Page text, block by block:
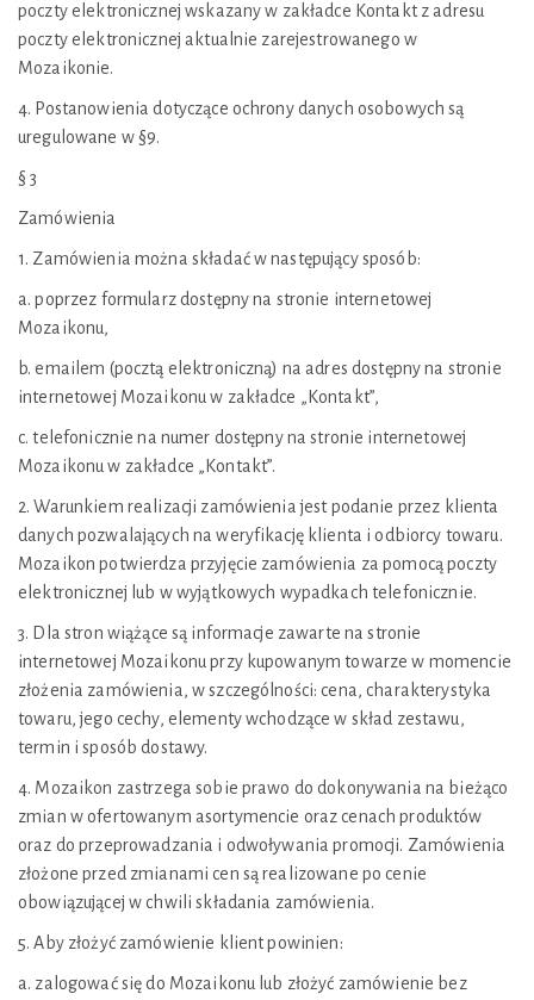
poczty elektronicznej wskazany w zakładce Kontakt z adresu
poczty elektronicznej aktualnie zarejestrowanego w
Mozaikonie.
4. Postanowienia dotyczące ochrony danych osobowych są
uregulowane w §9.
§ 3
Zamówienia
1. Zamówienia można składać w następujący sposób:
a. poprzez formularz dostępny na stronie internetowej
Mozaikonu,
b. emailem (pocztą elektroniczną) na adres dostępny na stronie
internetowej Mozaikonu w zakładce „Kontakt”,
c. telefonicznie na numer dostępny na stronie internetowej
Mozaikonu w zakładce „Kontakt”.
2. Warunkiem realizacji zamówienia jest podanie przez klienta
danych pozwalających na weryfikację klienta i odbiorcy towaru.
Mozaikon potwierdza przyjęcie zamówienia za pomocą poczty
elektronicznej lub w wyjątkowych wypadkach telefonicznie.
3. Dla stron wiążące są informacje zawarte na stronie
internetowej Mozaikonu przy kupowanym towarze w momencie
złożenia zamówienia, w szczególności: cena, charakterystyka
towaru, jego cechy, elementy wchodzące w skład zestawu,
termin i sposób dostawy.
4. Mozaikon zastrzega sobie prawo do dokonywania na bieżąco
zmian w ofertowanym asortymencie oraz cenach produktów
oraz do przeprowadzania i odwoływania promocji. Zamówienia
złożone przed zmianami cen są realizowane po cenie
obowiązującej w chwili składania zamówienia.
5. Aby złożyć zamówienie klient powinien:
a. zalogować się do Mozaikonu lub złożyć zamówienie bez